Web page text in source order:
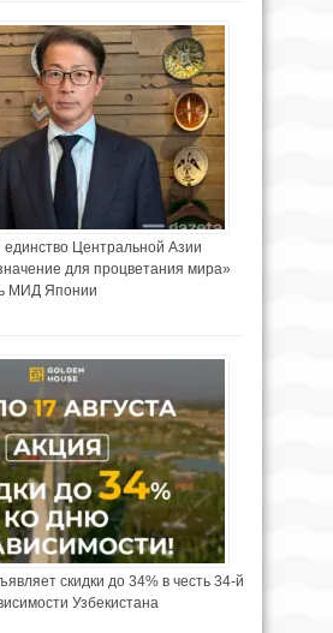
единство Центральной Азии
для процветания мира»
МИД Японии
скидки до 34% в честь 34-й
Узбекистана